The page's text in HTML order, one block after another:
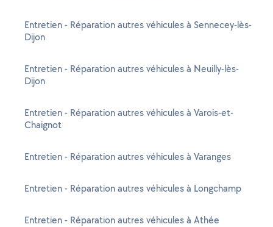
Entretien - Réparation autres véhicules à Sennecey-lès-
Dijon
Entretien - Réparation autres véhicules à Neuilly-lès-
Dijon
Entretien - Réparation autres véhicules à Varois-et-
Chaignot
Entretien - Réparation autres véhicules à Varanges
Entretien - Réparation autres véhicules à Longchamp
Entretien - Réparation autres véhicules à Athée